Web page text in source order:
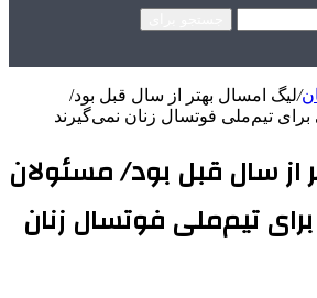
/لیگ امسال بهتر از سال قبل بود/
تیم‌ملی فوتسال زنان نمی‌گیرند
از سال قبل بود/ مسئولان
تیم‌ملی فوتسال زنان